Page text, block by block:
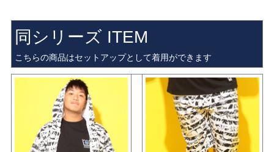
同シリーズ ITEM
こちらの商品はセットアップとして着用ができます